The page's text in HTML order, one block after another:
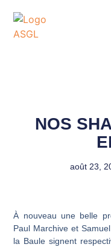
NOS
août 23,
À nouveau une belle
Paul Marchive et
la Baule signent